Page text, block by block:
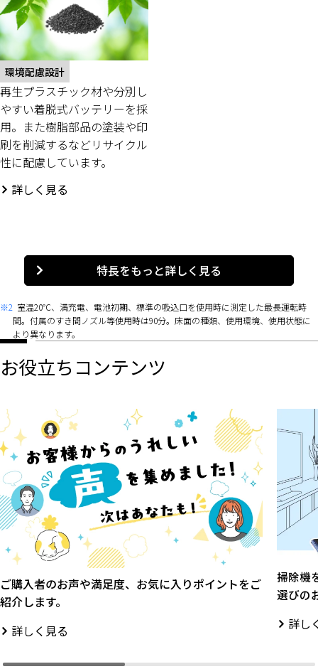
環境配慮設計
再生プラスチック材や分別し
やすい着脱式バッテリーを採
用。また樹脂部品の塗装や印
刷を削減するなどリサイクル
性に配慮しています。
詳しく見る
特長をもっと詳しく見る
※2 室温20℃、満充電、電池初期、標準の吸込口を使用時に測定した最長運転時
間。付属のすき間ノズル等使用時は90分。床面の種類、使用環境、使用状態に
より異なります。
お役立ちコンテンツ
ご購入者のお声や満足度、お気に入りポイントをご
紹介します。
詳しく見る
掃除機
選びの
詳し